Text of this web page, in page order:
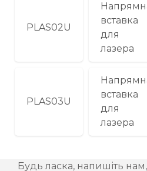
PLAS02U
вставка
для
лазера
PLAS03U
вставка
для
лазера
Будь ласка, напишіть